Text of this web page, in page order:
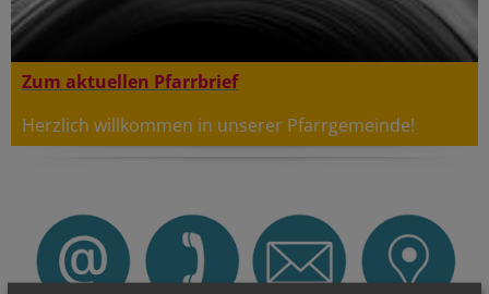
Zum aktuellen Pfarrbrief
Herzlich willkommen in unserer Pfarrgemeinde!